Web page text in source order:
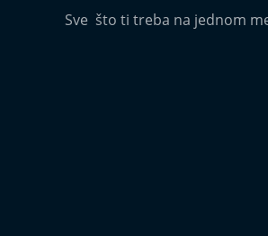
Sve što ti treba na jednom